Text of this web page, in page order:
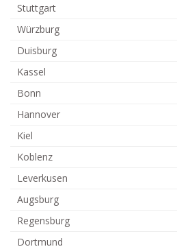
Stuttgart
Würzburg
Duisburg
Kassel
Bonn
Hannover
Kiel
Koblenz
Leverkusen
Augsburg
Regensburg
Dortmund